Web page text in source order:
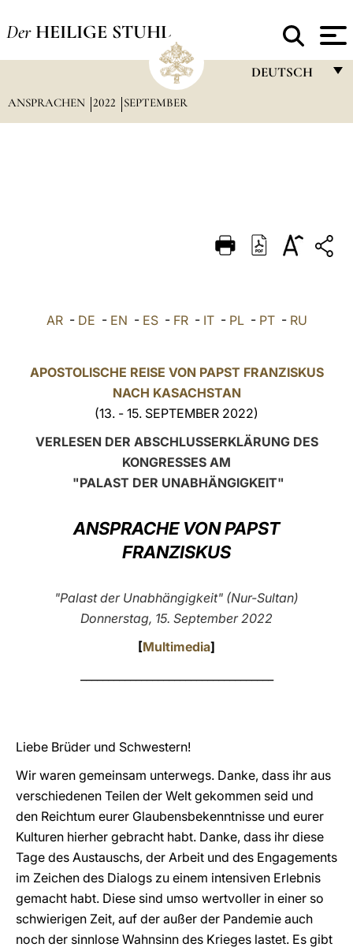
Der HEILIGE STUHL
DEUTSCH
DEUTSCH
العربيّة
LATINE
ANSPRACHEN 2022 SEPTEMBER
AR- DE - EN - ES- FR- IT- PL- PT- RU
APOSTOLISCHE REISE VON PAPST FRANZISKUS
NACH KASACHSTAN
(13. - 15. SEPTEMBER 2022)
VERLESEN DER ABSCHLUSSERKLÄRUNG DES
KONGRESSES AM
"PALAST DER UNABHÄNGIGKEIT"
ANSPRACHE VON PAPST
FRANZISKUS
"Palast der Unabhängigkeit" (Nur-Sultan)
Donnerstag, 15. September 2022
[Multimedia]
Liebe Brüder und Schwestern!
Wir waren gemeinsam unterwegs. Danke, dass ihr aus
verschiedenen Teilen der Welt gekommen seid und
den Reichtum eurer Glaubensbekenntnisse und eurer
Kulturen hierher gebracht habt. Danke, dass ihr diese
Tage des Austauschs, der Arbeit und des Engagements
im Zeichen des Dialogs zu einem intensiven Erlebnis
gemacht habt. Diese sind umso wertvoller in einer so
schwierigen Zeit, auf der außer der Pandemie auch
noch der sinnlose Wahnsinn des Krieges lastet. Es gibt